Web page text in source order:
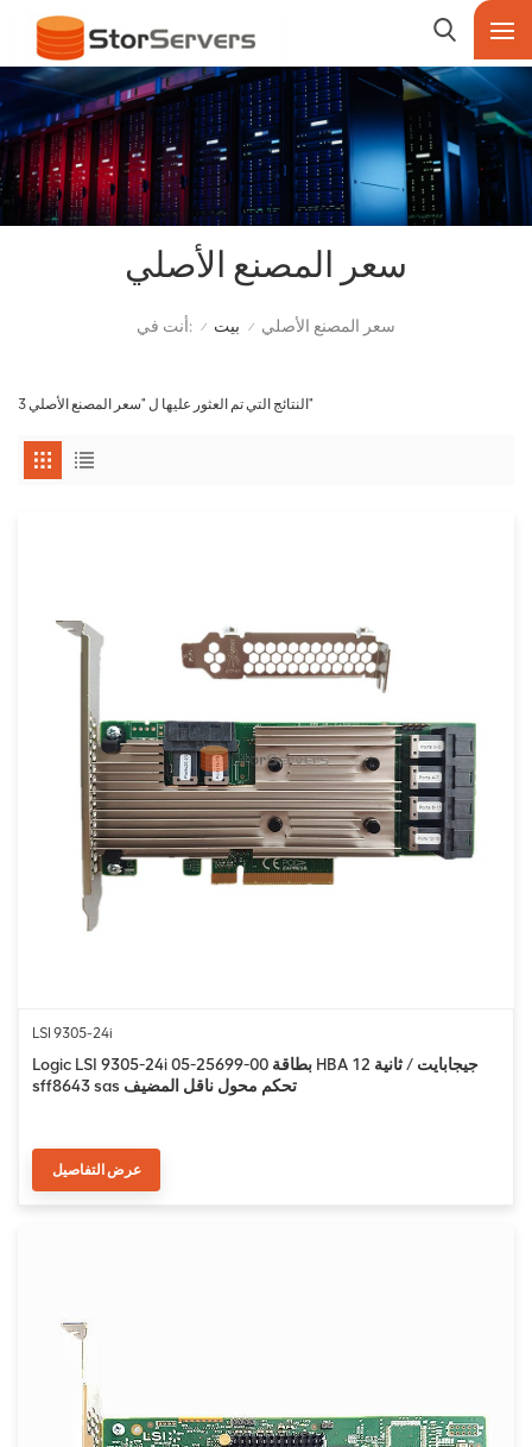
سعر المصنع الأصلي
أنت في: / بيت / سعر المصنع الأصلي
3 النتائج التي تم العثور عليها ل "سعر المصنع الأصلي"
LSI 9305-24i
Logic LSI 9305-24i 05-25699-00 بطاقة HBA 12 جيجابايت / ثانية
sff8643 sas تحكم محول ناقل المضيف
عرض التفاصيل